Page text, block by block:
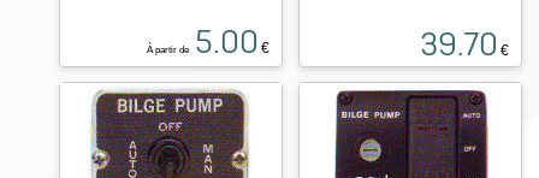
À partir de 5.00 € 39.70 €